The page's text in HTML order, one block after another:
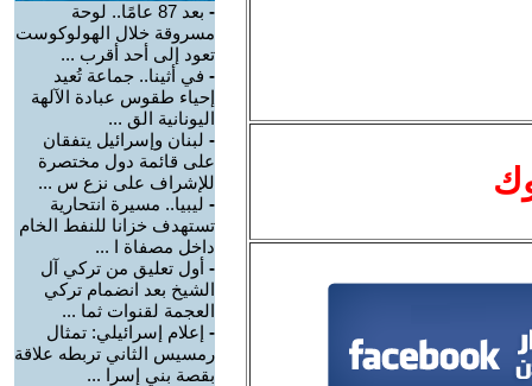
-
بعد 87 عامًا.. لوحة
مسروقة خلال الهولوكوست
تعود إلى أحد أقرب ...
- في أثينا.. جماعة تُعيد
إحياء طقوس عبادة الآلهة
اليونانية الق ...
- لبنان وإسرائيل يتفقان
على قائمة دول مختصرة
للإشراف على نزع س ...
- ليبيا.. مسيرة انتحارية
تستهدف خزانا للنفط الخام
داخل مصفاة ا ...
- أول تعليق من تركي آل
الشيخ بعد انضمام تركي
العجمة لقنوات ثما ...
- إعلام إسرائيلي: تمثال
رمسيس الثاني تربطه علاقة
بقصة بني إسرا ...